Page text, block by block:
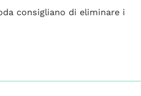
consigliano di eliminare i